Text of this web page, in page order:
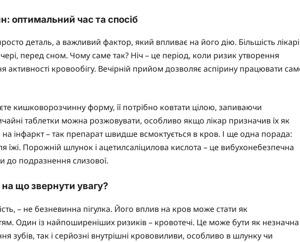
оптимальний час та спосіб
деталь, а важливий фактор, який впливає на його дію. Більшість
перед сном. Чому саме так? Ніч – це період, коли ризик утворення
активності кровообігу. Вечірній прийом дозволяє аспірину працювати
кишковорозчинну форму, її потрібно ковтати цілою, запиваючи
таблетки можна розжовувати, особливо якщо лікар призначив їх як
інфаркт – так препарат швидше всмоктується в кров. І ще одна порада:
їжі. Порожній шлунок і ацетилсаліцилова кислота – це вибухонебезпечна
до подразнення слизової.
на що звернути увагу?
– не безневинна пігулка. Його вплив на кров може стати як
Один із найпоширеніших ризиків – кровотечі. Це може бути як незначна
зубів, так і серйозні внутрішні крововиливи, особливо в шлунку чи